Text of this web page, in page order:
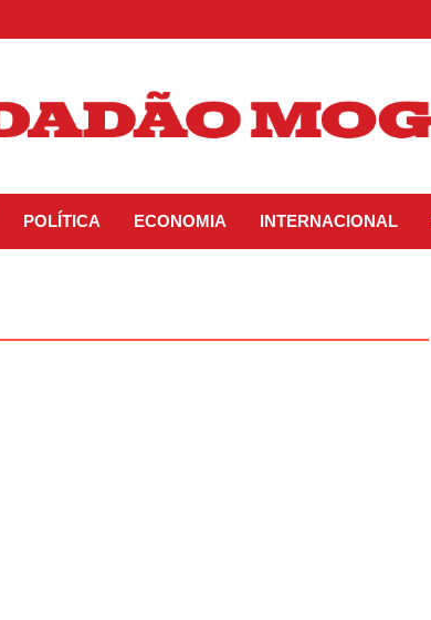
POLÍTICA ECONOMIA INTERNACIONAL